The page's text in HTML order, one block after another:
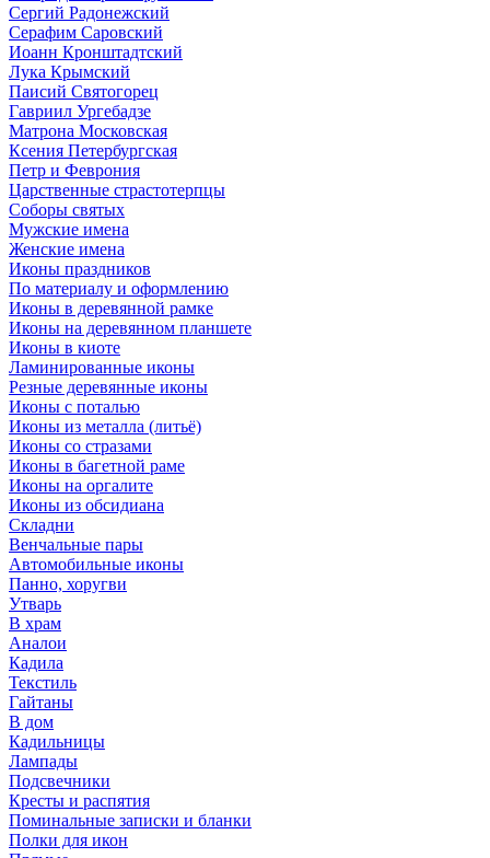
Сергий Радонежский
Серафим Саровский
Иоанн Кронштадтский
Лука Крымский
Паисий Святогорец
Гавриил Ургебадзе
Матрона Московская
Ксения Петербургская
Петр и Феврония
Царственные страстотерпцы
Соборы святых
Мужские имена
Женские имена
Иконы праздников
По материалу и оформлению
Иконы в деревянной рамке
Иконы на деревянном планшете
Иконы в киоте
Ламинированные иконы
Резные деревянные иконы
Иконы с поталью
Иконы из металла (литьё)
Иконы со стразами
Иконы в багетной раме
Иконы на оргалите
Иконы из обсидиана
Складни
Венчальные пары
Автомобильные иконы
Панно, хоругви
Утварь
В храм
Аналои
Кадила
Текстиль
Гайтаны
В дом
Кадильницы
Лампады
Подсвечники
Кресты и распятия
Поминальные записки и бланки
Полки для икон